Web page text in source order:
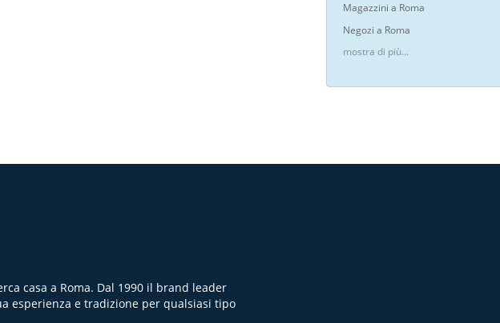
Magazzini a Roma
Negozi a Roma
mostra di più...
casa a Roma. Dal 1990 il brand leader
esperienza e tradizione per qualsiasi tipo